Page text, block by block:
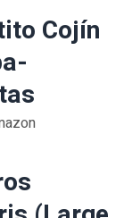
Cojín